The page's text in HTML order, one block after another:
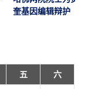
奎基因编辑辩护
五 六